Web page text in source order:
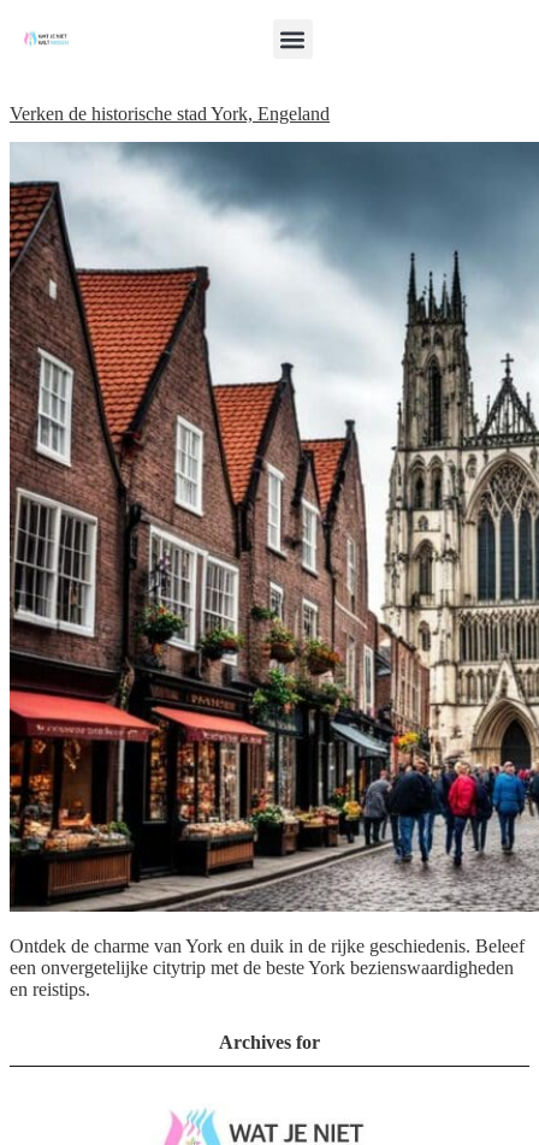
Verken de historische stad York, Engeland
Ontdek de charme van York en duik in de rijke geschiedenis. Beleef
een onvergetelijke citytrip met de beste York bezienswaardigheden
en reistips.
Archives for